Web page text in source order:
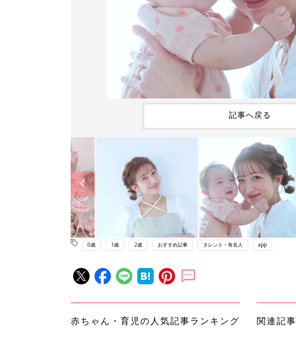
記事へ戻る
0歳 1歳 2歳 おすすめ記事 タレント・有名人 app
赤ちゃん・育児の人気記事ランキング 関連記事